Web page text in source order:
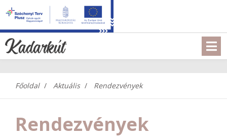
Főoldal Aktuális Rendezvények
Rendezvények